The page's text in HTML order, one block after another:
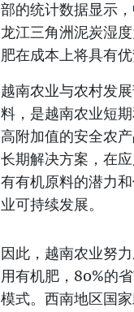
部的统计数据显示
龙江三角洲泥炭湿
肥在成本上将具有优
越南农业与农村发
料，是越南农业短
高附加值的安全农
长期解决方案，在
有有机原料的潜力
业可持续发展。
因此，越南农业努
用有机肥，80%的
模式。西南地区国